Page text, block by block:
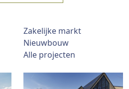
Zakelijke markt
Nieuwbouw
Alle projecten